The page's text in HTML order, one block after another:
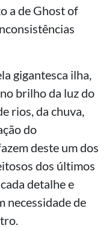
a de Ghost of
gigantesca ilha,
brilho da luz do
rios, da chuva,
do
deste um dos
dos últimos
detalhe e
necessidade de